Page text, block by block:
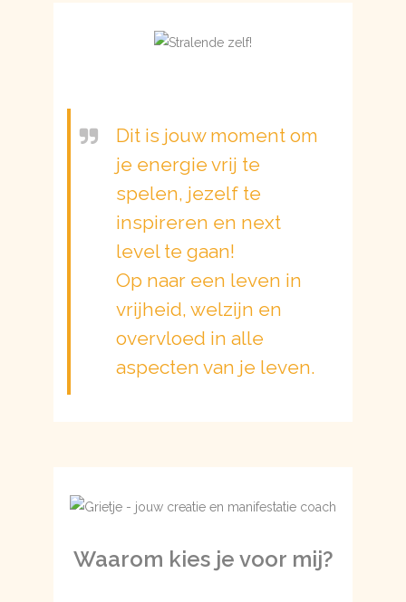
Dit is jouw moment om
je energie vrij te
spelen, jezelf te
inspireren en next
level te gaan!
Op naar een leven in
vrijheid, welzijn en
overvloed in alle
aspecten van je leven.
Waarom kies je voor mij?